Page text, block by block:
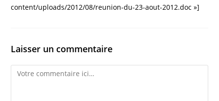
content/uploads/2012/08/reunion-du-23-aout-2012.doc »]
Laisser un commentaire